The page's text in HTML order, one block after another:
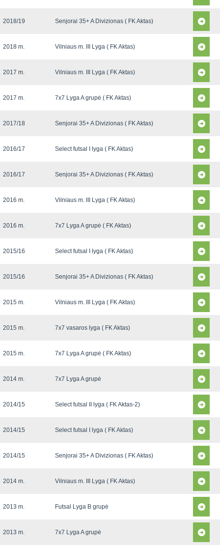
2018/19 Senjorai 35+ A Divizionas ( FK Aktas)
2018 m. Vilniaus m. III Lyga ( FK Aktas)
2017 m. Vilniaus m. III Lyga ( FK Aktas)
2017 m. 7x7 Lyga A grupė ( FK Aktas)
2017/18 Senjorai 35+ A Divizionas ( FK Aktas)
2016/17 Select futsal I lyga ( FK Aktas)
2016/17 Senjorai 35+ A Divizionas ( FK Aktas)
2016 m. Vilniaus m. III Lyga ( FK Aktas)
2016 m. 7x7 Lyga A grupė ( FK Aktas)
2015/16 Select futsal I lyga ( FK Aktas)
2015/16 Senjorai 35+ A Divizionas ( FK Aktas)
2015 m. Vilniaus m. III Lyga ( FK Aktas)
2015 m. 7x7 vasaros lyga ( FK Aktas)
2015 m. 7x7 Lyga A grupė ( FK Aktas)
2014 m. 7x7 Lyga A grupė
2014/15 Select futsal II lyga ( FK Aktas-2)
2014/15 Select futsal I lyga ( FK Aktas)
2014/15 Senjorai 35+ A Divizionas ( FK Aktas)
2014 m. Vilniaus m. III Lyga ( FK Aktas)
2013 m. Futsal Lyga B grupė
2013 m. 7x7 Lyga A grupė